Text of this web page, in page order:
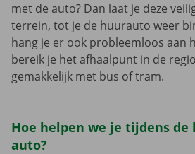
met de auto? Dan laat je deze
terrein, tot je de huurauto weer
hang je er ook probleemloos aan
bereik je het afhaalpunt in de
gemakkelijk met bus of tram.
Hoe helpen we je tijdens de
auto?